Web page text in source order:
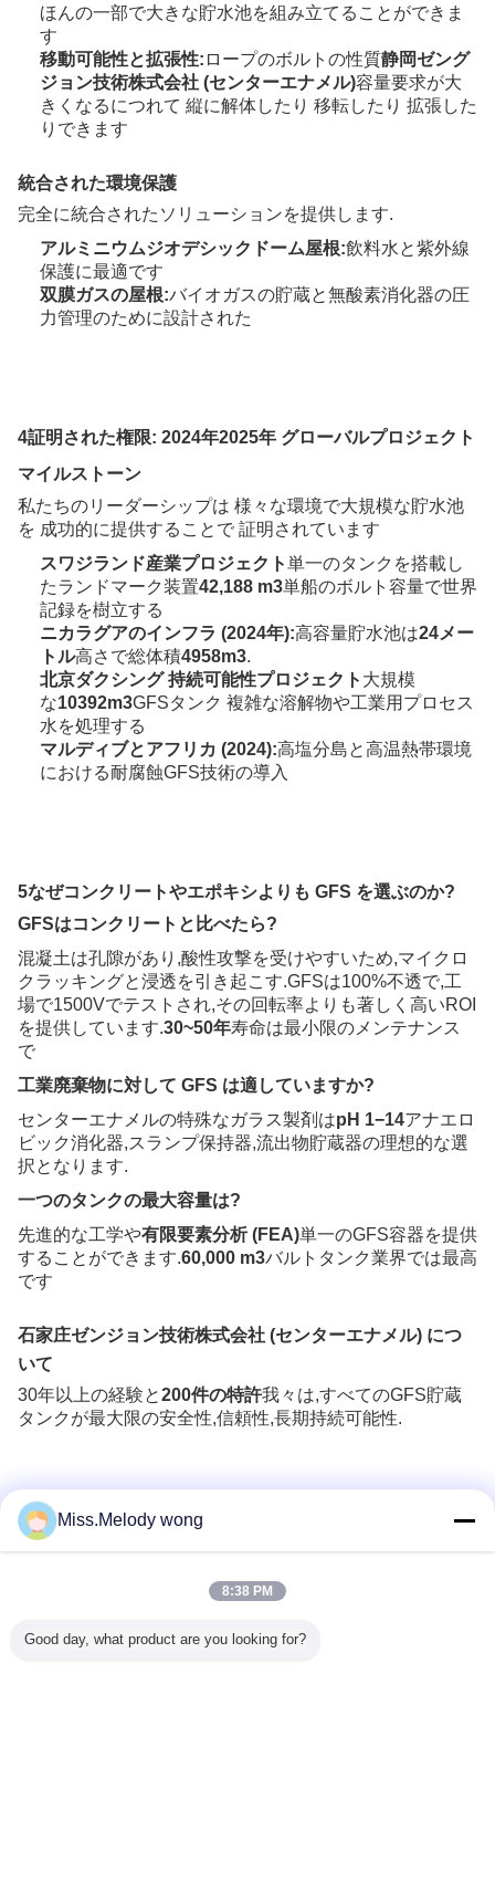
ほんの一部で大きな貯水池を組み立てることができま
す
移動可能性と拡張性: ロープのボルトの性質静岡ゼング
ジョン技術株式会社 (センターエナメル)容量要求が大
きくなるにつれて 縦に解体したり 移転したり 拡張した
りできます
統合された環境保護
完全に統合されたソリューションを提供します.
アルミニウムジオデシックドーム屋根:飲料水と紫外線
保護に最適です
双膜ガスの屋根:バイオガスの貯蔵と無酸素消化器の圧
力管理のために設計された
4証明された権限: 2024年2025年 グローバルプロジェクト
マイルストーン
私たちのリーダーシップは 様々な環境で大規模な貯水池
を 成功的に提供することで 証明されています
スワジランド産業プロジェクト単一のタンクを搭載し
たランドマーク装置42,188 m3単船のボルト容量で世界
記録を樹立する
ニカラグアのインフラ (2024年):高容量貯水池は24メー
トル高さで総体積4958m3.
北京ダクシング 持続可能性プロジェクト 大規模
な10392m3GFSタンク 複雑な溶解物や工業用プロセス
水を処理する
マルディブとアフリカ (2024):高塩分島と高温熱帯環境
における耐腐蝕GFS技術の導入
5なぜコンクリートやエポキシよりも GFS を選ぶのか?
GFSはコンクリートと比べたら?
混凝土は孔隙があり,酸性攻撃を受けやすいため,マイクロ
クラッキングと浸透を引き起こす.GFSは100%不透で,工
場で1500Vでテストされ,その回転率よりも著しく高いROI
を提供しています.30~50年寿命は最小限のメンテナンス
で
工業廃棄物に対して GFS は適していますか?
センターエナメルの特殊なガラス製剤はpH 1−14アナエロ
ビック消化器,スランプ保持器,流出物貯蔵器の理想的な選
択となります.
一つのタンクの最大容量は?
先進的な工学や有限要素分析 (FEA)単一のGFS容器を提供
することができます.60,000 m3バルトタンク業界では最高
です
石家庄ゼンジョン技術株式会社 (センターエナメル) につ
いて
30年以上の経験と200件の特許我々は,すべてのGFS貯蔵
タンクが最大限の安全性,信頼性,長期持続可能性.
Recommended Products
Miss.Melody wong
8:38 PM
Good day, what product are you looking for?